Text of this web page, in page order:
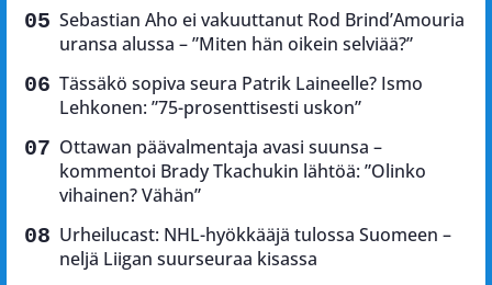
Sebastian Aho ei vakuuttanut Rod Brind’Amouria
uransa alussa – ”Miten hän oikein selviää?”
Tässäkö sopiva seura Patrik Laineelle? Ismo
Lehkonen: ”75-prosenttisesti uskon”
Ottawan päävalmentaja avasi suunsa –
kommentoi Brady Tkachukin lähtöä: ”Olinko
vihainen? Vähän”
Urheilucast: NHL-hyökkääjä tulossa Suomeen –
neljä Liigan suurseuraa kisassa